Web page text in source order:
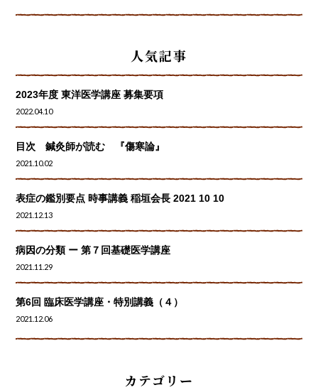
人気記事
2023年度 東洋医学講座 募集要項
2022.04.10
目次 鍼灸師が読む 『傷寒論』
2021.10.02
表症の鑑別要点 時事講義 稲垣会長 2021 10 10
2021.12.13
病因の分類 ー 第７回基礎医学講座
2021.11.29
第6回 臨床医学講座・特別講義（４）
2021.12.06
カテゴリー